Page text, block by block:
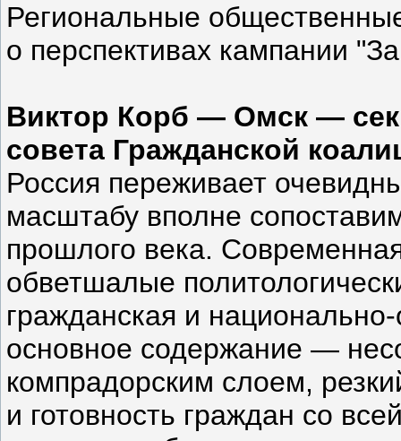
Региональные
о перспективах кампании
Виктор Корб — Омск —
совета Гражданской
Россия переживает
масштабу вполне
прошлого века.
обветшалые
гражданская и
основное содержание —
компрадорским слоем,
и готовность граждан со